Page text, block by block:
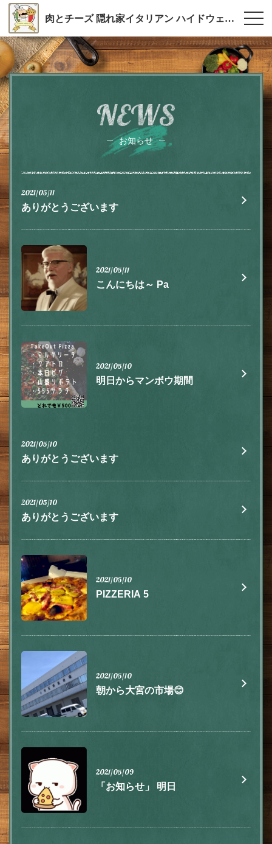
肉とチーズ 隠れ家イタリアン ハイドウェイダイニング555（ファイブ）川越
NEWS
お知らせ
2021/05/11
ありがとうございます
2021/05/11
こんにちは～ Pa
2021/05/10
明日からマンボウ期間
2021/05/10
ありがとうございます
2021/05/10
ありがとうございます
2021/05/10
PIZZERIA 5
2021/05/10
朝から大宮の市場😊
2021/05/09
「お知らせ」 明日
この店舗情報をシェアする
お知らせ | 肉とチーズ 隠れ家イタリアン ハイドウェイダイ
ニング555（ファイブ）川越
埼玉県川越市脇田本町9-5第8アーバンライフビルヂング2F
https://555.owst.jp/blogs
お店情報をコピー